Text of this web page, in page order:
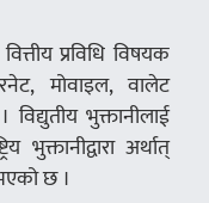
प्रविधि विषयक
मोवाइल, वालेट
भुक्तानीलाई
भुक्तानीद्वारा अर्थात्
छ ।